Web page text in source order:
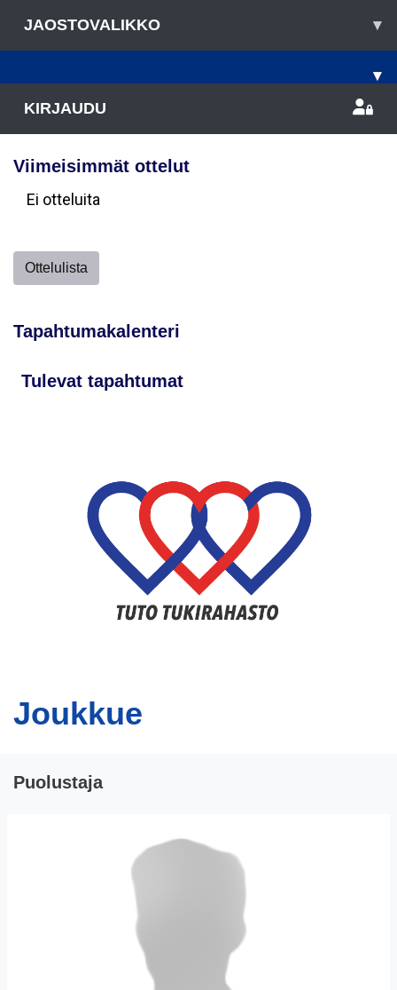
JAOSTOVALIKKO ▾
▾
KIRJAUDU
Viimeisimmät ottelut
Ei otteluita
Ottelulista
Tapahtumakalenteri
Tulevat tapahtumat
Joukkue
Puolustaja